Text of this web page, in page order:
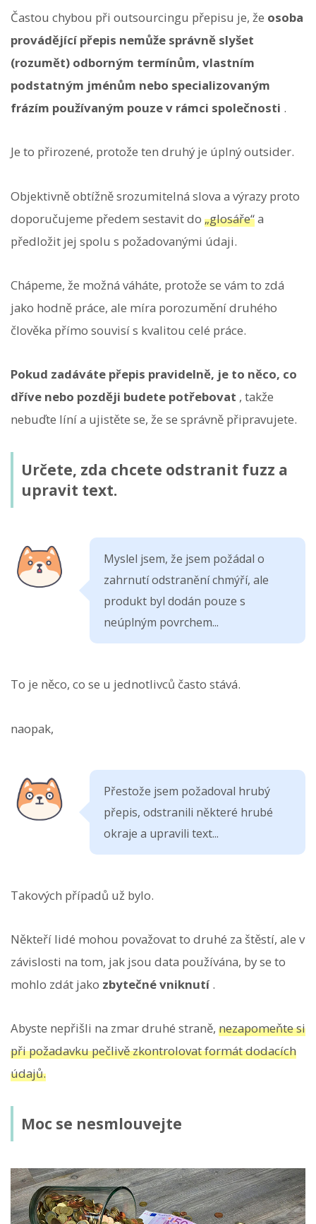
Častou chybou při outsourcingu přepisu je, že osoba
provádějící přepis nemůže správně slyšet
(rozumět) odborným termínům, vlastním
podstatným jménům nebo specializovaným
frázím používaným pouze v rámci společnosti .
Je to přirozené, protože ten druhý je úplný outsider.
Objektivně obtížně srozumitelná slova a výrazy proto
doporučujeme předem sestavit do „glosáře“a
předložit jej spolu s požadovanými údaji.
Chápeme, že možná váháte, protože se vám to zdá
jako hodně práce, ale míra porozumění druhého
člověka přímo souvisí s kvalitou celé práce.
Pokud zadáváte přepis pravidelně, je to něco, co
dříve nebo později budete potřebovat , takže
nebuďte líní a ujistěte se, že se správně připravujete.
Určete, zda chcete odstranit fuzz a
upravit text.
Myslel jsem, že jsem požádal o
zahrnutí odstranění chmýří, ale
produkt byl dodán pouze s
neúplným povrchem...
To je něco, co se u jednotlivců často stává.
naopak,
Přestože jsem požadoval hrubý
přepis, odstranili některé hrubé
okraje a upravili text...
Takových případů už bylo.
Někteří lidé mohou považovat to druhé za štěstí, ale v
závislosti na tom, jak jsou data používána, by se to
mohlo zdát jako zbytečné vniknutí.
Abyste nepřišli na zmar druhé straně, nezapomeňte si
při požadavku pečlivě zkontrolovat formát dodacích
údajů.
Moc se nesmlouvejte